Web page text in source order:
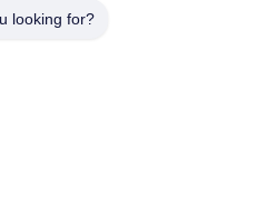
looking for?